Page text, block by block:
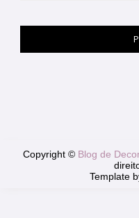
Copyright © Blog de
Template